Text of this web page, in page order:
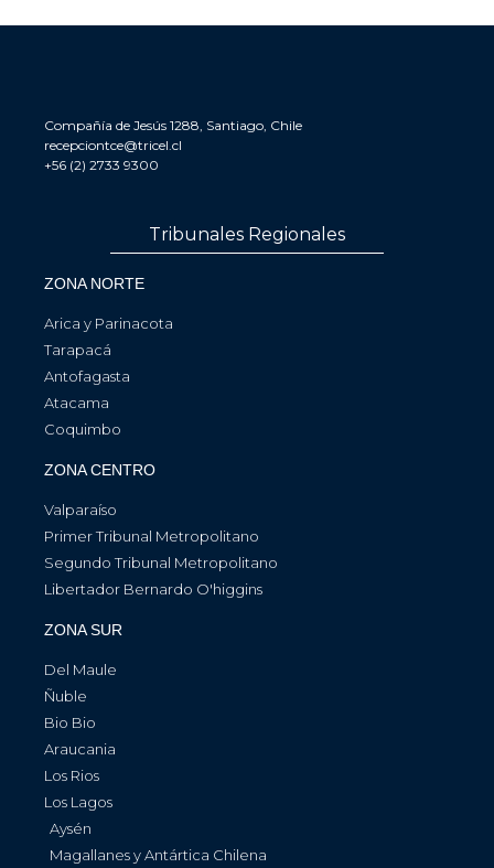
Compañía de Jesús 1288, Santiago, Chile
recepciontce@tricel.cl
+56 (2) 2733 9300
Tribunales Regionales
ZONA NORTE
Arica y Parinacota
Tarapacá
Antofagasta
Atacama
Coquimbo
ZONA CENTRO
Valparaíso
Primer Tribunal Metropolitano
Segundo Tribunal Metropolitano
Libertador Bernardo O'higgins
ZONA SUR
Del Maule
Ñuble
Bio Bio
Araucania
Los Rios
Los Lagos
Aysén
Magallanes y Antártica Chilena